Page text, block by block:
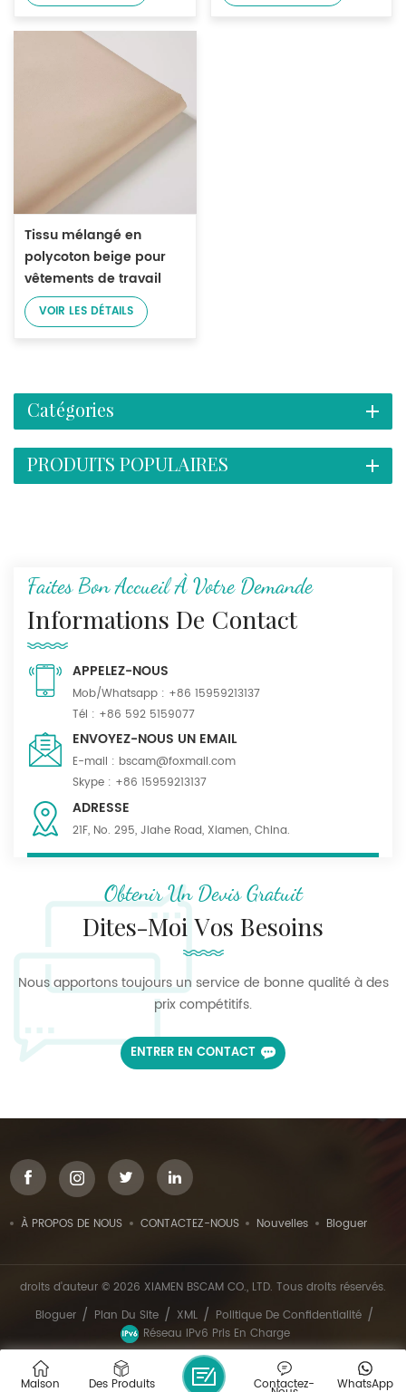
Tissu mélangé en
polycoton beige pour
vêtements de travail
légers
VOIR LES DÉTAILS
Catégories
PRODUITS POPULAIRES
Faites Bon Accueil À Votre Demande
Informations De Contact
APPELEZ-NOUS
Mob/Whatsapp : +86 15959213137
Tél : +86 592 5159077
ENVOYEZ-NOUS UN EMAIL
E-mail : bscam@foxmail.com
Skype : +86 15959213137
ADRESSE
21F, No. 295, Jiahe Road, Xiamen, China.
Obtenir Un Devis Gratuit
Dites-Moi Vos Besoins
Nous apportons toujours un service de bonne qualité à des
prix compétitifs.
ENTRER EN CONTACT
À PROPOS DE NOUS CONTACTEZ-NOUS Nouvelles Bloguer
droits d'auteur © 2026 XIAMEN BSCAM CO., LTD. Tous droits réservés.
Bloguer / Plan Du Site / XML / Politique De Confidentialité /
Réseau IPv6 Pris En Charge
Maison Des Produits WhatsApp
Contactez-